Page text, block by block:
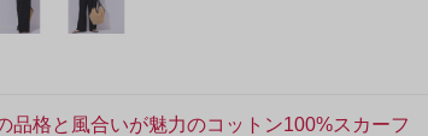
品格と風合いが魅力のコットン100%スカーフ